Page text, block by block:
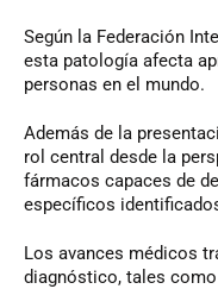
Según la Federación
esta patología afecta
personas en el mundo.
Además de la
rol central desde la
fármacos capaces de
específicos
Los avances médicos
diagnóstico, tales